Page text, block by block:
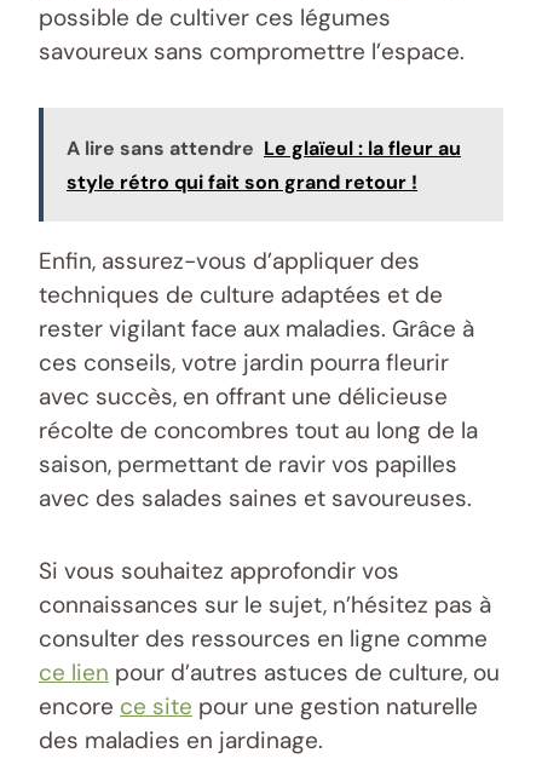
possible de cultiver ces légumes
savoureux sans compromettre l’espace.
A lire sans attendre Le glaïeul : la fleur au
style rétro qui fait son grand retour !
Enfin, assurez-vous d’appliquer des
techniques de culture adaptées et de
rester vigilant face aux maladies. Grâce à
ces conseils, votre jardin pourra fleurir
avec succès, en offrant une délicieuse
récolte de concombres tout au long de la
saison, permettant de ravir vos papilles
avec des salades saines et savoureuses.
Si vous souhaitez approfondir vos
connaissances sur le sujet, n’hésitez pas à
consulter des ressources en ligne comme
ce lien pour d’autres astuces de culture, ou
encore ce site pour une gestion naturelle
des maladies en jardinage.